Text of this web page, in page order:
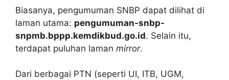
Biasanya, pengumuman SNBP dapat dilihat di
laman utama: pengumuman-snbp-
snpmb.bppp.kemdikbud.go.id. Selain itu,
terdapat puluhan laman mirror.
Dari berbagai PTN (seperti UI, ITB, UGM,